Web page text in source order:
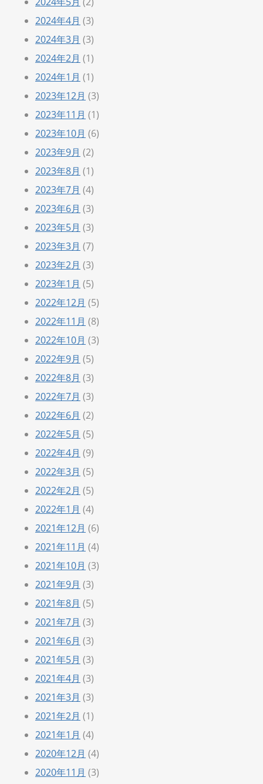
2024年4月 (3)
2024年3月 (3)
2024年2月 (1)
2024年1月 (1)
2023年12月 (3)
2023年11月 (1)
2023年10月 (6)
2023年9月 (2)
2023年8月 (1)
2023年7月 (4)
2023年6月 (3)
2023年5月 (3)
2023年3月 (7)
2023年2月 (3)
2023年1月 (5)
2022年12月 (5)
2022年11月 (8)
2022年10月 (3)
2022年9月 (5)
2022年8月 (3)
2022年7月 (3)
2022年6月 (2)
2022年5月 (5)
2022年4月 (9)
2022年3月 (5)
2022年2月 (5)
2022年1月 (4)
2021年12月 (6)
2021年11月 (4)
2021年10月 (3)
2021年9月 (3)
2021年8月 (5)
2021年7月 (3)
2021年6月 (3)
2021年5月 (3)
2021年4月 (3)
2021年3月 (3)
2021年2月 (1)
2021年1月 (4)
2020年12月 (4)
2020年11月 (3)